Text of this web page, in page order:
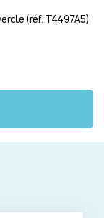
(réf. T4497A5)